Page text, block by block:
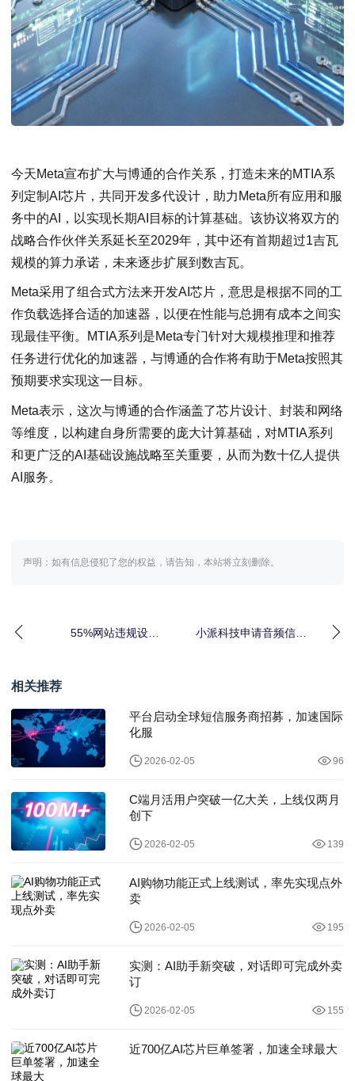
今天Meta宣布扩大与博通的合作关系，打造未来的MTIA系
列定制AI芯片，共同开发多代设计，助力Meta所有应用和服
务中的AI，以实现长期AI目标的计算基础。该协议将双方的
战略合作伙伴关系延长至2029年，其中还有首期超过1吉瓦
规模的算力承诺，未来逐步扩展到数吉瓦。
Meta采用了组合式方法来开发AI芯片，意思是根据不同的工
作负载选择合适的加速器，以便在性能与总拥有成本之间实
现最佳平衡。MTIA系列是Meta专门针对大规模推理和推荐
任务进行优化的加速器，与博通的合作将有助于Meta按照其
预期要求实现这一目标。
Meta表示，这次与博通的合作涵盖了芯片设计、封装和网络
等维度，以构建自身所需要的庞大计算基础，对MTIA系列
和更广泛的AI基础设施战略至关重要，从而为数十亿人提供
AI服务。
声明：如有信息侵犯了您的权益，请告知，本站将立刻删除。
55%网站违规设置
小派科技申请音频信号
相关推荐
平台启动全球短信服务商招募，加速国际
化服
2026-02-05 96
C端月活用户突破一亿大关，上线仅两月
创下
2026-02-05 139
AI购物功能正式上线测试，率先实现点外
卖
2026-02-05 195
实测：AI助手新突破，对话即可完成外卖
订
2026-02-05 155
近700亿AI芯片巨单签署，加速全球最大